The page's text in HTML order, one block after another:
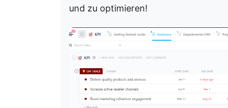
und zu optimieren!